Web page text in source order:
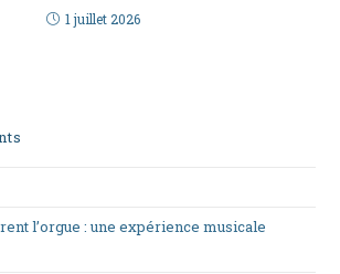
1 juillet 2026
l’orgue : une expérience musicale